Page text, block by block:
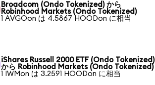
Broadcom (Ondo Tokenized) から
Robinhood Markets (Ondo Tokenized)
1 AVGOon は 4.5867 HOODon に相当
iShares Russell 2000 ETF (Ondo Tokenized)
から Robinhood Markets (Ondo Tokenized)
1 IWMon は 3.2591 HOODon に相当